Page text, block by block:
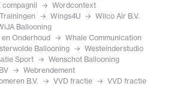
compagnii
Wordcontext
Wings4U
Wilco Air B.V.
Ballooning
Onderhoud
Whale Communication
Ballooning
Westeinderstudio
Sport
Wenschot Ballooning
Webrendement
B.V.
VVD fractie
VVD fractie